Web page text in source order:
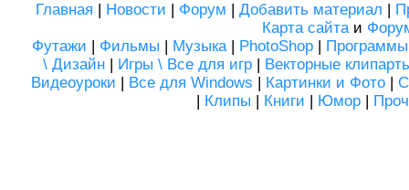
Главная | Новости | Форум | Добавить материал |
Карта сайтаи
Футажи | Фильмы | Музыка| PhotoShop | Программы
\ Дизайн | Игры \ Все для игр | Векторные
Видеоуроки | Все для Windows | Картинки и Фото|
| Клипы | Книги | Юмор |